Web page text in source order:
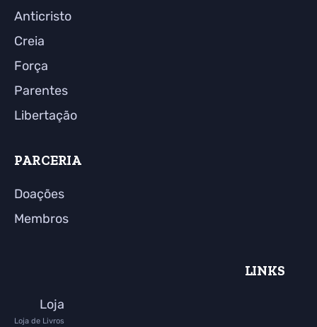
Anticristo
Creia
Força
Parentes
Libertação
PARCERIA
Doações
Membros
LINKS
Loja
Loja de Livros